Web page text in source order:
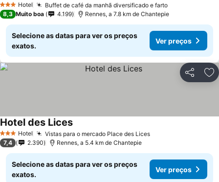
3 EstrelasHotel Buffet de café da manhã diversificado e farto
8,3 Muito boa 4.199 Rennes, a 7.8 km de Chantepie
Selecione as datas para ver os preços
exatos.
Ver preços
Partilhar
3 EstrelasHotel Vistas para o mercado Place des Lices
Hotel des Lices
7,4 2.390 Rennes, a 5.4 km de Chantepie
Selecione as datas para ver os preços
exatos.
Ver preços